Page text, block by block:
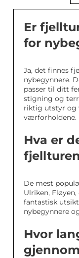
Er
for
Ja, det finnes
nybegynnere.
passer til ditt
stigning og
riktig utstyr og
værforholdene.
Hva er
De mest
Ulriken,
fantastisk
nybegynnere
Hvor